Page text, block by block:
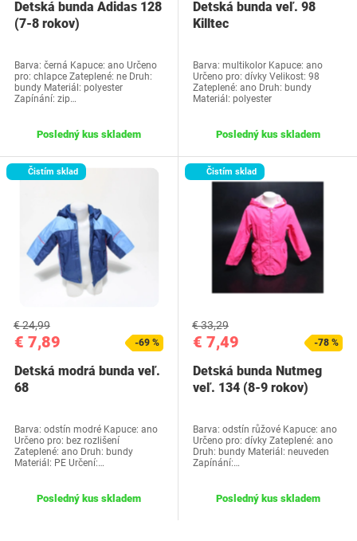
Detská bunda Adidas 128
(7-8 rokov)
Barva: černá Kapuce: ano Určeno
pro: chlapce Zateplené: ne Druh:
bundy Materiál: polyester
Zapínání: zip…
Posledný kus skladem
Detská bunda veľ. 98
Killtec
Barva: multikolor Kapuce: ano
Určeno pro: dívky Velikost: 98
Zateplené: ano Druh: bundy
Materiál: polyester
Posledný kus skladem
Čistím sklad
€ 7,89
€ 24,99
-69 %
Detská modrá bunda veľ.
68
Barva: odstín modré Kapuce: ano
Určeno pro: bez rozlišení
Zateplené: ano Druh: bundy
Materiál: PE Určení:…
Posledný kus skladem
Čistím sklad
€ 7,49
€ 33,29
-78 %
Detská bunda Nutmeg
veľ. 134 (8-9 rokov)
Barva: odstín růžové Kapuce: ano
Určeno pro: dívky Zateplené: ano
Druh: bundy Materiál: neuveden
Zapínání:…
Posledný kus skladem